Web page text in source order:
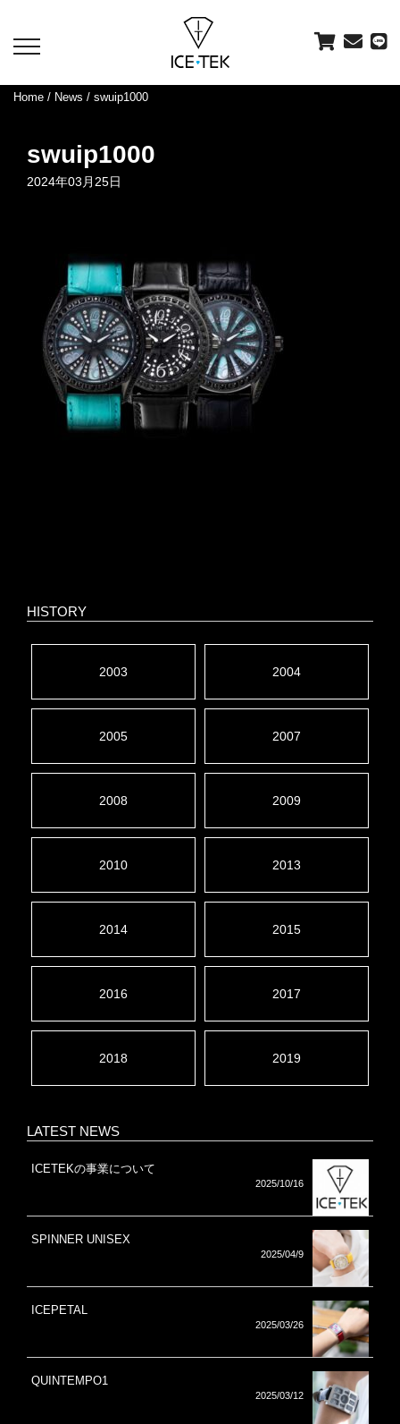
toggle
Home / News / swuip1000
swuip1000
2024年03月25日
HISTORY
2003 2004
2005 2007
2008 2009
2010 2013
2014 2015
2016 2017
2018 2019
LATEST NEWS
ICETEKの事業について
2025/10/16
SPINNER UNISEX
2025/04/9
ICEPETAL
2025/03/26
QUINTEMPO1
2025/03/12